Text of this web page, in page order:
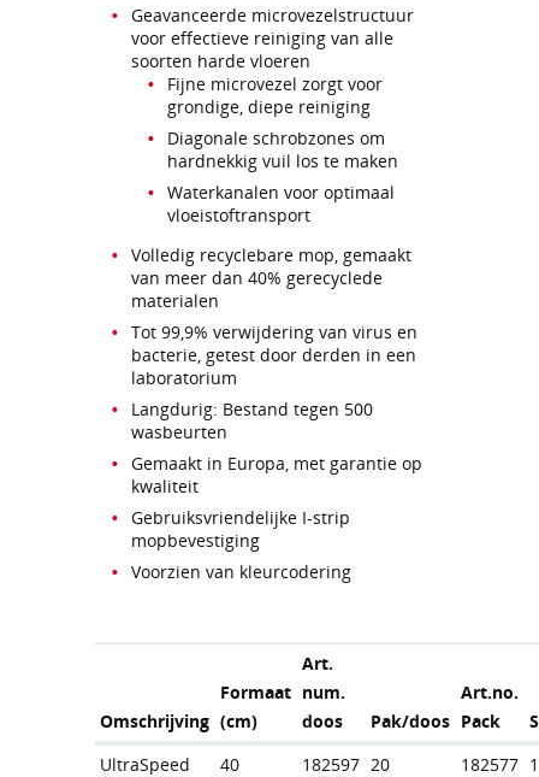
Geavanceerde microvezelstructuur
voor effectieve reiniging van alle
soorten harde vloeren
Fijne microvezel zorgt voor
grondige, diepe reiniging
Diagonale schrobzones om
hardnekkig vuil los te maken
Waterkanalen voor optimaal
vloeistoftransport
Volledig recyclebare mop, gemaakt
van meer dan 40% gerecyclede
materialen
Tot 99,9% verwijdering van virus en
bacterie, getest door derden in een
laboratorium
Langdurig: Bestand tegen 500
wasbeurten
Gemaakt in Europa, met garantie op
kwaliteit
Gebruiksvriendelijke I-strip
mopbevestiging
Voorzien van kleurcodering
Omschrijving
Formaat
(cm)
Art.
num.
doos
Pak/doos
Art.no.
Pack
UltraSpeed
40 182597 20 182577 1